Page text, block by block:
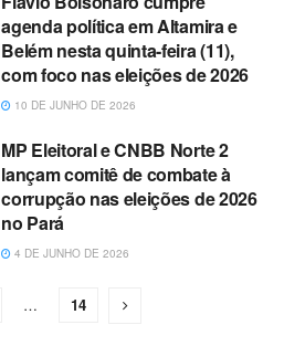
agenda política em Altamira e
Belém nesta quinta-feira (11),
com foco nas eleições de 2026
10 DE JUNHO DE 2026
MP Eleitoral e CNBB Norte 2
lançam comitê de combate à
corrupção nas eleições de 2026
no Pará
4 DE JUNHO DE 2026
… 14